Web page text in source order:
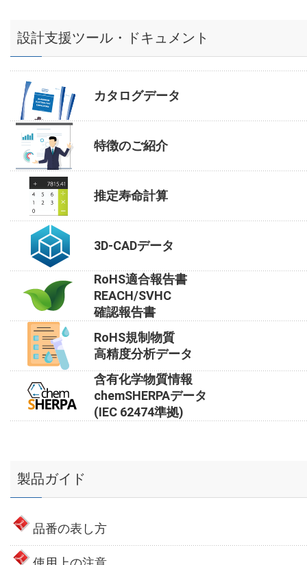
設計支援ツール・ドキュメント
カタログデータ
特徴のご紹介
推定寿命計算
3D-CADデータ
RoHS適合報告書
REACH/SVHC
確認報告書
RoHS規制物質
高精度分析データ
含有化学物質情報
chemSHERPAデータ
(IEC 62474準拠)
製品ガイド
品番の表し方